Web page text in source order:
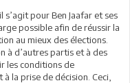
s’agit pour Ben Jaafar et ses
possible afin de réussir la
au mieux des élections.
à d’autres partis et à des
les conditions de
la prise de décision. Ceci,